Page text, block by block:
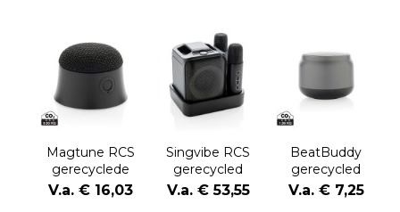
Magtune RCS
gerecyclede
plastic
magnetische
V.a. € 16,03
Singvibe RCS
gerecycled
plastic
karaokeset met
V.a. € 53,55
BeatBuddy
gerecycled
plastic 3W-
luidspreker
V.a. € 7,25